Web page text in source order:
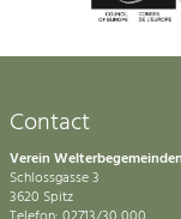
Contact
Verein
Schlossgasse 3
3620 Spitz